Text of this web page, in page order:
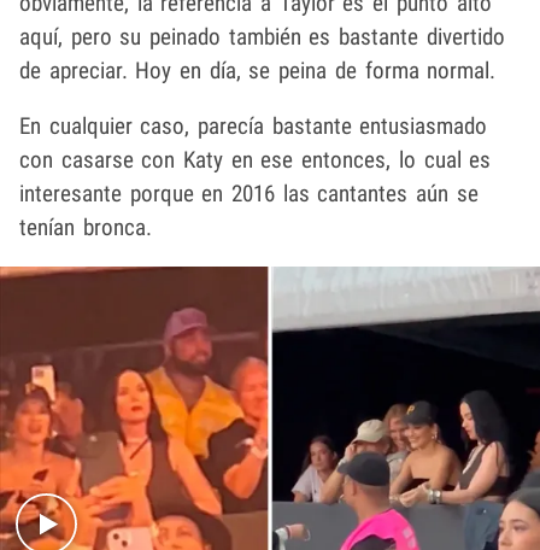
aquí, pero su peinado también es bastante divertido
de apreciar. Hoy en día, se peina de forma normal.
En cualquier caso, parecía bastante entusiasmado
con casarse con Katy en ese entonces, lo cual es
interesante porque en 2016 las cantantes aún se
tenían bronca.
Play video content